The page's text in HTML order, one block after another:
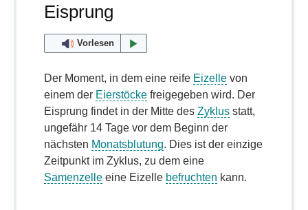
Eisprung
Vorlesen
Der Moment, in dem eine reife Eizelle von
einem der Eierstöcke freigegeben wird. Der
Eisprung findet in der Mitte des Zyklus statt,
ungefähr 14 Tage vor dem Beginn der
nächsten Monatsblutung. Dies ist der einzige
Zeitpunkt im Zyklus, zu dem eine
Samenzelle eine Eizelle befruchten kann.